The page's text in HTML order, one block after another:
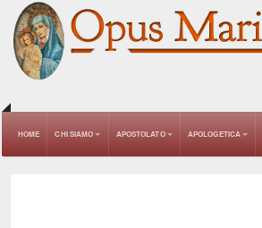
HOME CHI SIAMO APOSTOLATO APOLOGETICA